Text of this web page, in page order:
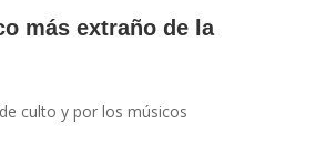
más extraño de la
culto y por los músicos